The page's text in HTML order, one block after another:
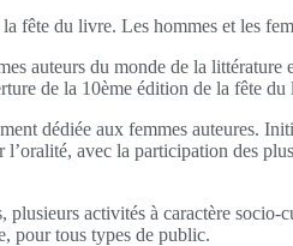
fête du livre. Les hommes et les
auteurs du monde de la littérature
de la 10ème édition de la fête
dédiée aux femmes auteures.
avec la participation des
plusieurs activités à caractère
pour tous types de public.